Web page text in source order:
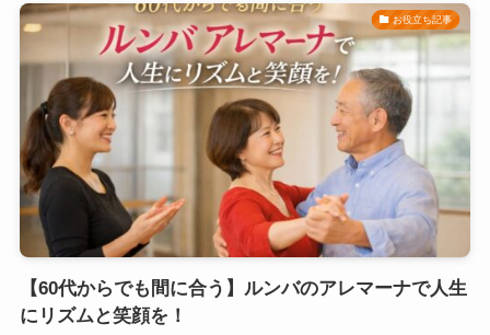
お役立ち記事
【60代からでも間に合う】ルンバのアレマーナで人生
にリズムと笑顔を！